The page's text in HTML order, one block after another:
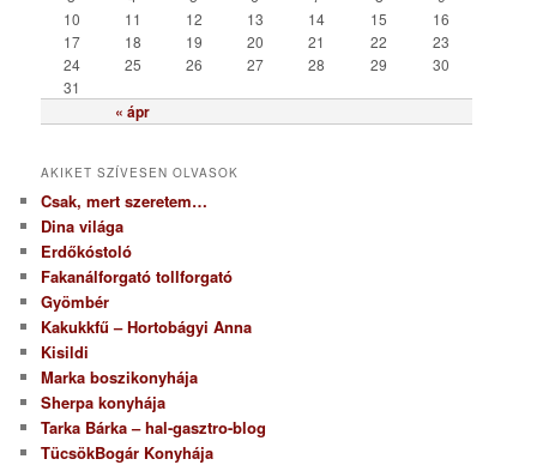
« ápr
10
11 12 13 14 15
16
17
18 19 20 21 22
23
24
25 26 27 28 29
30
31
AKIKET SZÍVESEN OLVASOK
Csak, mert szeretem…
Dina világa
Erdőkóstoló
Fakanálforgató tollforgató
Gyömbér
Kakukkfű – Hortobágyi Anna
Kisildi
Marka boszikonyhája
Sherpa konyhája
Tarka Bárka – hal-gasztro-blog
TücsökBogár Konyhája